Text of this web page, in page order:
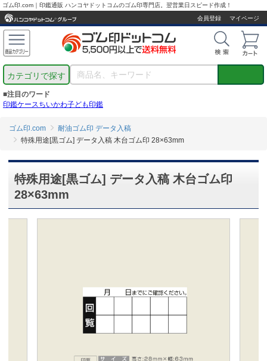
ゴム印.com｜印鑑通販 ハンコヤドットコムのゴム印専門店。翌営業日スピード作成！
会員登録
マイページ
カテゴリで探す
■注目のワード
印鑑ケースちいかわ子ども印鑑
ゴム印.com
耐油ゴム印 データ入稿
特殊用途[黒ゴム] データ入稿 木台ゴム印 28×63mm
特殊用途[黒ゴム] データ入稿 木台ゴム印
28×63mm